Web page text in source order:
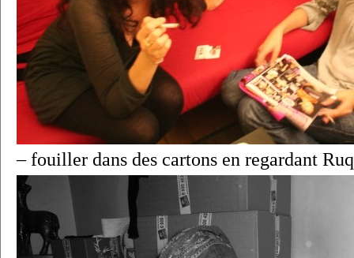
– fouiller dans des cartons en regardant